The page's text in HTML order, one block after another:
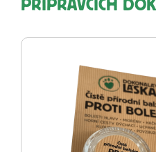
PŘÍPRAVCÍCH